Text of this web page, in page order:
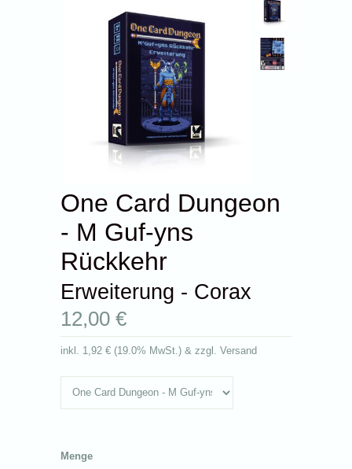
One Card Dungeon
- M Guf-yns
Rückkehr
Erweiterung - Corax
12,00 €
inkl. 1,92 € (19.0% MwSt.) & zzgl. Versand
Menge